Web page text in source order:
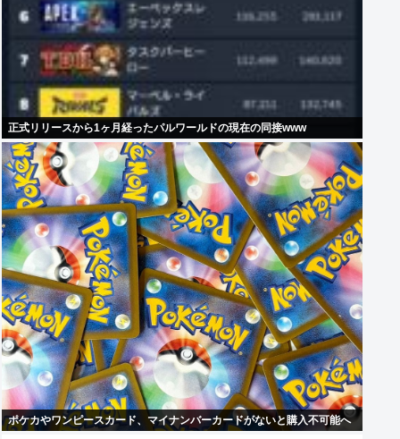
正式リリースから1ヶ月経ったパルワールドの現在の同接www
ポケカやワンピースカード、マイナンバーカードがないと購入不可能へ